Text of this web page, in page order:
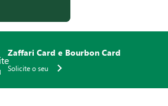
Zaffari Card e Bourbon Card
Solicite o seu